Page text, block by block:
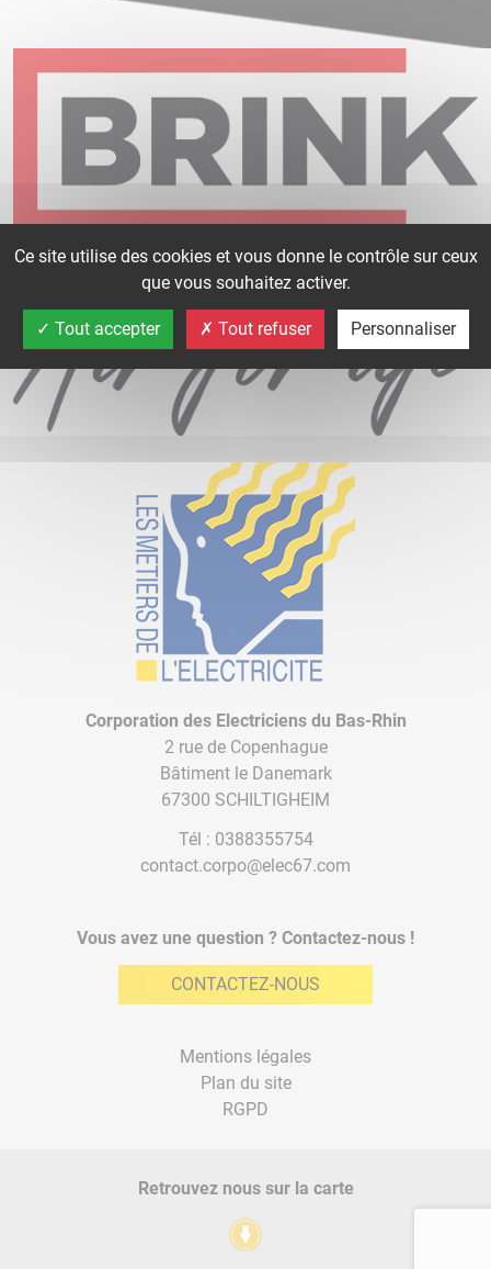
Corporation des Electriciens du Bas-Rhin
2 rue de Copenhague
Bâtiment le Danemark
67300 SCHILTIGHEIM
Tél : 0388355754
contact.corpo@elec67.com
Vous avez une question ? Contactez-nous !
CONTACTEZ-NOUS
Mentions légales
Plan du site
RGPD
Retrouvez nous sur la carte
Ce site utilise des cookies et vous donne le contrôle sur ceux
que vous souhaitez activer.
Tout accepter Tout refuser Personnaliser